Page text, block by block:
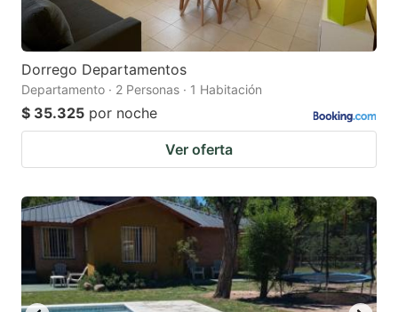
Dorrego Departamentos
Departamento · 2 Personas · 1 Habitación
$ 35.325 por noche
Ver oferta